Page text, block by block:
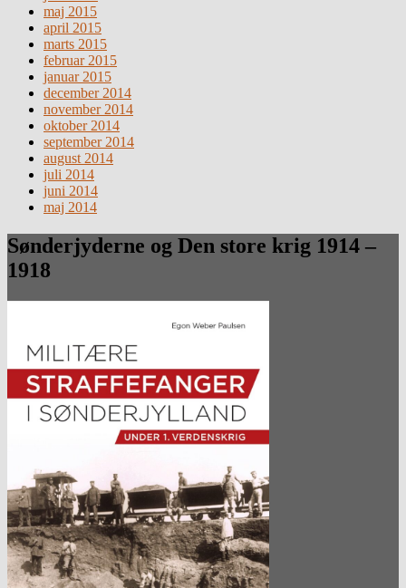
maj 2015
april 2015
marts 2015
februar 2015
januar 2015
december 2014
november 2014
oktober 2014
september 2014
august 2014
juli 2014
juni 2014
maj 2014
Sønderjyderne og Den store krig 1914 –
1918